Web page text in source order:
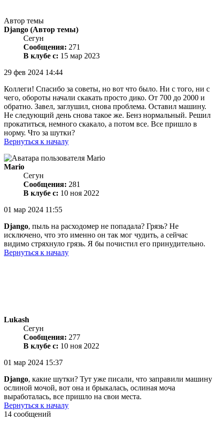
Автор темы
Django (Автор темы)
Сегун
Сообщения: 271
В клубе с: 15 мар 2023
29 фев 2024 14:44
Коллеги! Спасибо за советы, но вот что было. Ни с того, ни с
чего, обороты начали скакать просто дико. От 700 до 2000 и
обратно. Завел, заглушил, снова проблема. Оставил машину.
Не следующий день снова такое же. Бенз нормальный. Решил
прокатиться, немного скакало, а потом все. Все пришло в
норму. Что за шутки?
Вернуться к началу
Mario
Сегун
Сообщения: 281
В клубе с: 10 ноя 2022
01 мар 2024 11:55
Django, пыль на расходомер не попадала? Грязь? Не
исключено, что это именно он так мог чудить, а сейчас
видимо стряхнуло грязь. Я бы почистил его принудительно.
Вернуться к началу
Lukash
Сегун
Сообщения: 277
В клубе с: 10 ноя 2022
01 мар 2024 15:37
Django, какие шутки? Тут уже писали, что заправили машину
ослиной мочой, вот она и брыкалась, ослиная моча
выработалась, все пришло на свои места.
Вернуться к началу
14 сообщений